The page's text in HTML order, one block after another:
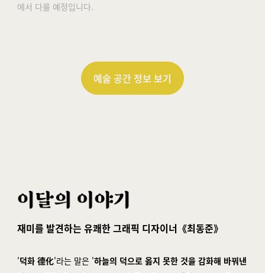
에서 다룰 예정입니다.
예술 공간 정보 보기
재미를 발견하는 유쾌한 그래픽 디자이너《최동준》
'덕화 德化'라는 말은 '하늘의 덕으로 옳지 못한 것을 감화해 바꿔낸